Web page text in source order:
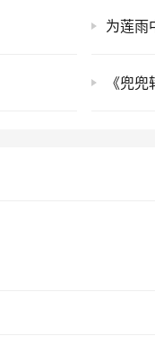
为莲雨
《兜